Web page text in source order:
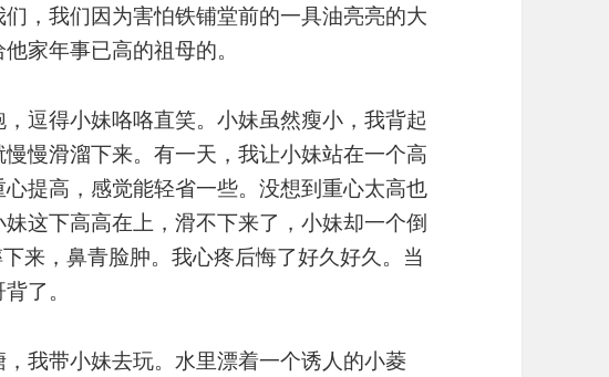
，我们因为害怕铁铺堂前的一具油亮亮的大
家年事已高的祖母的。
逗得小妹咯咯直笑。小妹虽然瘦小，我背起
慢滑溜下来。有一天，我让小妹站在一个高
提高，感觉能轻省一些。没想到重心太高也
这下高高在上，滑不下来了，小妹却一个倒
来，鼻青脸肿。我心疼后悔了好久好久。当
了。
我带小妹去玩。水里漂着一个诱人的小菱